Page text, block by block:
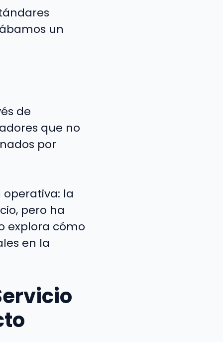
un
de
que no
por
la
pero ha
explora cómo
en la